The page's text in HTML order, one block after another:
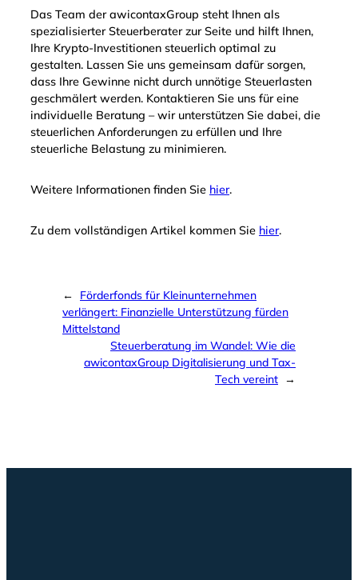
Das Team der awicontaxGroup steht Ihnen als
spezialisierter Steuerberater zur Seite und hilft Ihnen,
Ihre Krypto-Investitionen steuerlich optimal zu
gestalten. Lassen Sie uns gemeinsam dafür sorgen,
dass Ihre Gewinne nicht durch unnötige Steuerlasten
geschmälert werden. Kontaktieren Sie uns für eine
individuelle Beratung – wir unterstützen Sie dabei, die
steuerlichen Anforderungen zu erfüllen und Ihre
steuerliche Belastung zu minimieren.
Weitere Informationen finden Sie hier.
Zu dem vollständigen Artikel kommen Sie hier.
←
Förderfonds für Kleinunternehmen
verlängert: Finanzielle Unterstützung fürden
Mittelstand
Steuerberatung im Wandel: Wie die
awicontaxGroup Digitalisierung und Tax-
Tech vereint →